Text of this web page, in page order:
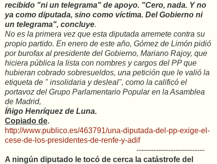
recibido "ni un telegrama" de apoyo. "Cero, nada. Y no
ya como diputada, sino como víctima. Del Gobierno ni
un telegrama", concluye.
No es la primera vez que esta diputada arremete contra su
propio partido. En enero de este año, Gómez de Limón pidió
por burofax al presidente del Gobierno, Mariano Rajoy, que
hiciera pública la lista con nombres y cargos del PP que
hubieran cobrado sobresueldos, una petición que le valió la
etiqueta de " insolidaria y desleal", como la calificó el
portavoz del Grupo Parlamentario Popular en la Asamblea
de Madrid,
Íñigo Henríquez de Luna.
Copiado de.
http://www.publico.es/463791/una-diputada-del-pp-exige-el-
cese-de-los-presidentes-de-renfe-y-adif
----------------------------
A ningún diputado le tocó de cerca la catástrofe del